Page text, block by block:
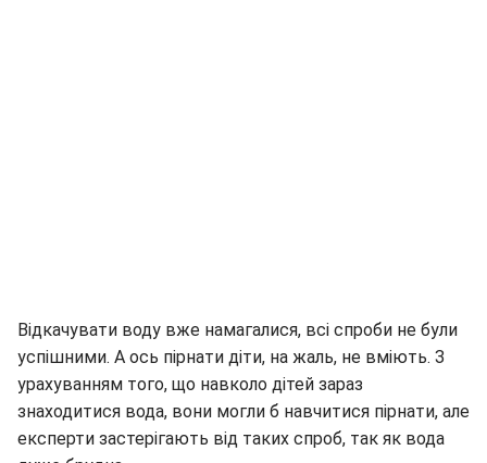
Відкачувати воду вже намагалися, всі спроби не були
успішними. А ось пірнати діти, на жаль, не вміють. З
урахуванням того, що навколо дітей зараз
знаходитися вода, вони могли б навчитися пірнати, але
експерти застерігають від таких спроб, так як вода